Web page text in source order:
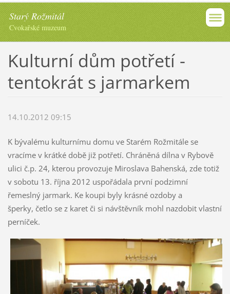
Starý Rožmitál
Cvokařské muzeum
Kulturní dům potřetí -
tentokrát s jarmarkem
14.10.2012 09:15
K bývalému kulturnímu domu ve Starém Rožmitále se
vracíme v krátké době již potřetí. Chráněná dílna v Rybově
ulici č.p. 24, kterou provozuje Miroslava Bahenská, zde totiž
v sobotu 13. října 2012 uspořádala první podzimní
řemeslný jarmark. Ke koupi byly krásné ozdoby a
šperky, četlo se z karet či si návštěvník mohl nazdobit vlastní
perníček.